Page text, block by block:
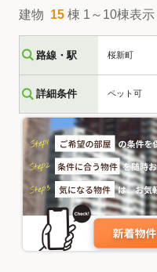
建物 15 棟 1～10棟表示
路線・駅 桜新町
詳細条件 ペット可